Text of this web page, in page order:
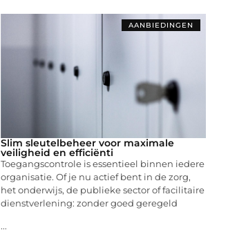
AANBIEDINGEN
Slim sleutelbeheer voor maximale
veiligheid en efficiënti
Toegangscontrole is essentieel binnen iedere
organisatie. Of je nu actief bent in de zorg,
het onderwijs, de publieke sector of facilitaire
dienstverlening: zonder goed geregeld
...